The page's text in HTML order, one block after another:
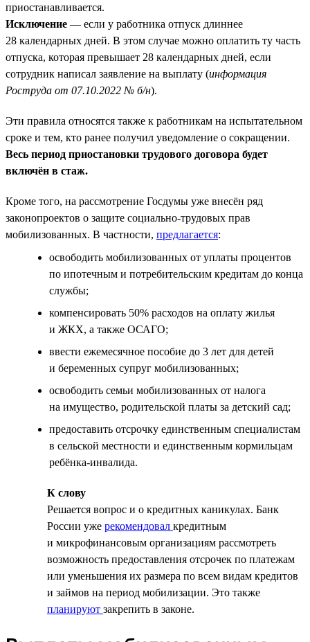
приостанавливается.
Исключение — если у работника отпуск длиннее
28 календарных дней. В этом случае можно оплатить ту часть
отпуска, которая превышает 28 календарных дней, если
сотрудник написал заявление на выплату (информация
Роструда от 07.10.2022 № б/н).
Эти правила относятся также к работникам на испытательном
сроке и тем, кто ранее получил уведомление о сокращении.
Весь период приостановки трудового договора будет
включён в стаж.
Кроме того, на рассмотрение Госдумы уже внесён ряд
законопроектов о защите социально-трудовых прав
мобилизованных. В частности, предлагается:
освободить мобилизованных от уплаты процентов
по ипотечным и потребительским кредитам до конца
службы;
компенсировать 50% расходов на оплату жилья
и ЖКХ, а также ОСАГО;
ввести ежемесячное пособие до 3 лет для детей
и беременных супруг мобилизованных;
освободить семьи мобилизованных от налога
на имущество, родительской платы за детский сад;
предоставить отсрочку единственным специалистам
в сельской местности и единственным кормильцам
ребёнка-инвалида.
К слову
Решается вопрос и о кредитных каникулах. Банк
России уже рекомендовал кредитным
и микрофинансовым организациям рассмотреть
возможность предоставления отсрочек по платежам
или уменьшения их размера по всем видам кредитов
и займов на период мобилизации. Это также
планируют закрепить в законе.